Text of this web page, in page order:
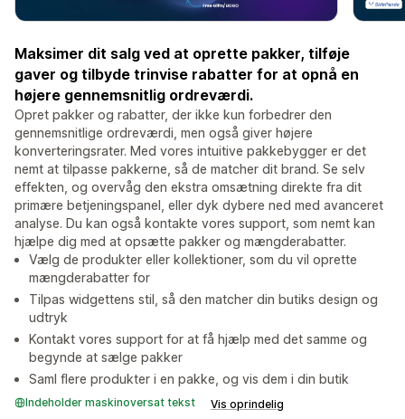
Maksimer dit salg ved at oprette pakker, tilføje
gaver og tilbyde trinvise rabatter for at opnå en
højere gennemsnitlig ordreværdi.
Opret pakker og rabatter, der ikke kun forbedrer den
gennemsnitlige ordreværdi, men også giver højere
konverteringsrater. Med vores intuitive pakkebygger er det
nemt at tilpasse pakkerne, så de matcher dit brand. Se selv
effekten, og overvåg den ekstra omsætning direkte fra dit
primære betjeningspanel, eller dyk dybere ned med avanceret
analyse. Du kan også kontakte vores support, som nemt kan
hjælpe dig med at opsætte pakker og mængderabatter.
Vælg de produkter eller kollektioner, som du vil oprette
mængderabatter for
Tilpas widgettens stil, så den matcher din butiks design og
udtryk
Kontakt vores support for at få hjælp med det samme og
begynde at sælge pakker
Saml flere produkter i en pakke, og vis dem i din butik
Indeholder maskinoversat tekst Vis oprindelig